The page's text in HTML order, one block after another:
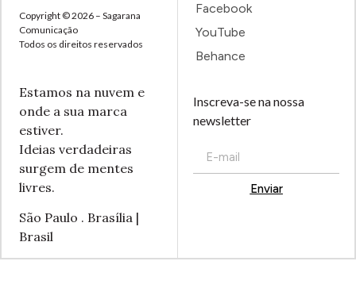
Copyright © 2026 – Sagarana
Comunicação
Todos os direitos reservados
Estamos na nuvem e
onde a sua marca
estiver.
Ideias verdadeiras
surgem de mentes
livres.
São Paulo . Brasília |
Brasil
Facebook
YouTube
Behance
Inscreva-se na nossa
newsletter
Enviar